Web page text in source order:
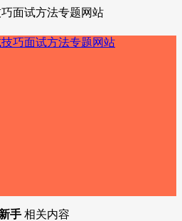
面试方法专题网站
手 相关内容